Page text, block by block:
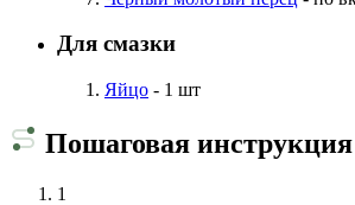
Для смазки
Яйцо - 1 шт
Пошаговая инструкция
1